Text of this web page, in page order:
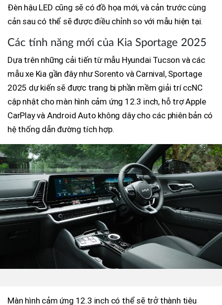
Đèn hậu LED cũng sẽ có đồ họa mới, và cản trước cùng
cản sau có thể sẽ được điều chỉnh so với mẫu hiện tại.
Các tính năng mới của Kia Sportage 2025
Dựa trên những cải tiến từ mẫu Hyundai Tucson và các
mẫu xe Kia gần đây như Sorento và Carnival, Sportage
2025 dự kiến sẽ được trang bị phần mềm giải trí ccNC
cập nhật cho màn hình cảm ứng 12.3 inch, hỗ trợ Apple
CarPlay và Android Auto không dây cho các phiên bản có
hệ thống dẫn đường tích hợp.
Màn hình cảm ứng 12.3 inch có thể sẽ trở thành tiêu